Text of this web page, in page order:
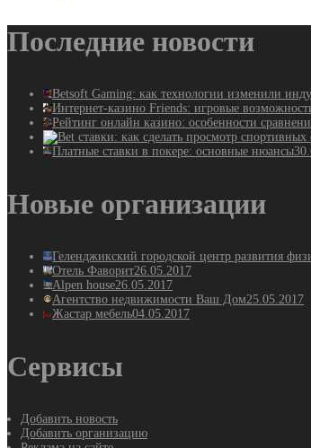
Последние новости
Betsoft Gaming: как технологии изменили
Интернет-казино Friends: игровые
Рейтинг онлайн казино: особенности
Платные ставки в покере: основные нюансы
Новые организации
Геленджикский городской центр развития
Отель Фаворит26.05.2017
Alpen house26.05.2017
Агентство недвижимости Ваш Дом25.05.2017
Жастар мебель04.05.2017
Сервисы
Добавить новость
Добавить организацию